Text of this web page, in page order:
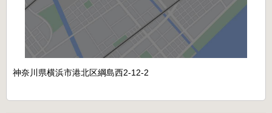
神奈川県横浜市港北区綱島西2-12-2